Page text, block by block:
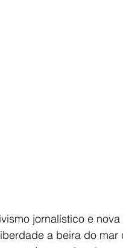
jornalístico e
a beira do